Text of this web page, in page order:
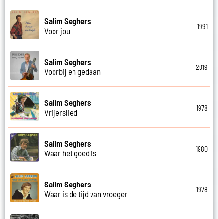
Salim Seghers
Voor jou
1991
Salim Seghers
Voorbij en gedaan
2019
Salim Seghers
Vrijerslied
1978
Salim Seghers
Waar het goed is
1980
Salim Seghers
Waar is de tijd van vroeger
1978